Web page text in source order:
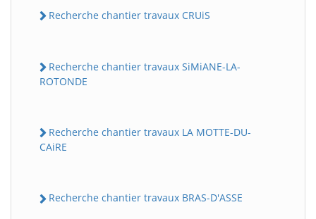
Recherche chantier travaux CRUiS
Recherche chantier travaux SiMiANE-LA-
ROTONDE
Recherche chantier travaux LA MOTTE-DU-
CAiRE
Recherche chantier travaux BRAS-D'ASSE